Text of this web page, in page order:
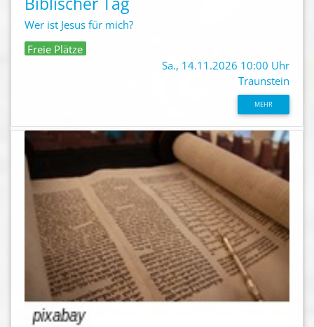
Wer ist Jesus für mich?
Freie Plätze
Sa., 14.11.2026 10:00 Uhr
Traunstein
MEHR